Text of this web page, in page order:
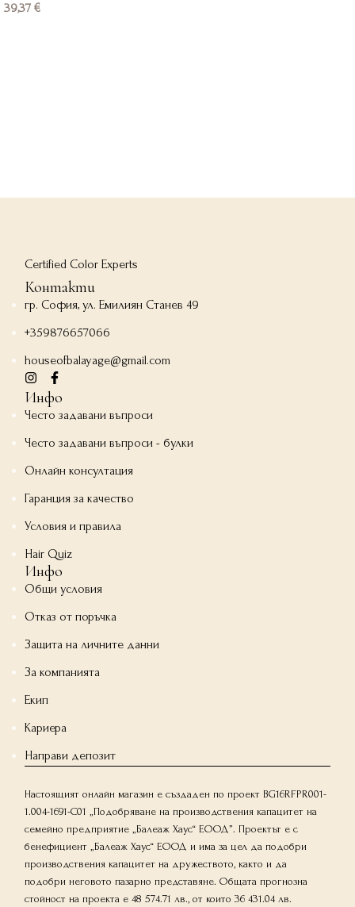
39,37 €
Certified Color Experts
Контакти
гр. София, ул. Емилиян Станев 49
+359876657066
houseofbalayage@gmail.com
Инфо
Често задавани въпроси
Често задавани въпроси - булки
Онлайн консултация
Гаранция за качество
Условия и правила
Hair Quiz
Инфо
Общи условия
Отказ от поръчка
Защита на личните данни
За компанията
Екип
Кариера
Направи депозит
Настоящият онлайн магазин е създаден по проект BG16RFPR001-
1.004-1691-C01 „Подобряване на производствения капацитет на
семейно предприятие „Балеаж Хаус“ ЕООД”. Проектът е с
бенефициент „Балеаж Хаус“ ЕООД и има за цел да подобри
производствения капацитет на дружеството, както и да
подобри неговото пазарно представяне. Общата прогнозна
стойност на проекта е 48 574.71 лв., от които 36 431.04 лв.